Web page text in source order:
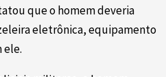
que o homem deveria
eletrônica, equipamento
ele.